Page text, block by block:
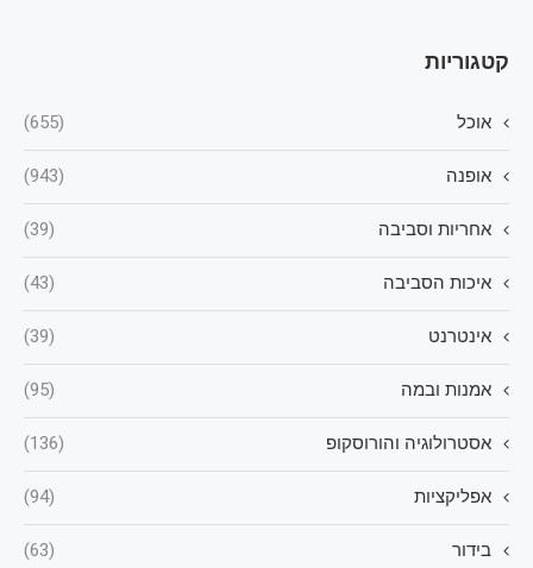
קטגוריות
אוכל (655)
אופנה (943)
אחריות וסביבה (39)
איכות הסביבה (43)
אינטרנט (39)
אמנות ובמה (95)
אסטרולוגיה והורוסקופ (136)
אפליקציות (94)
בידור (63)